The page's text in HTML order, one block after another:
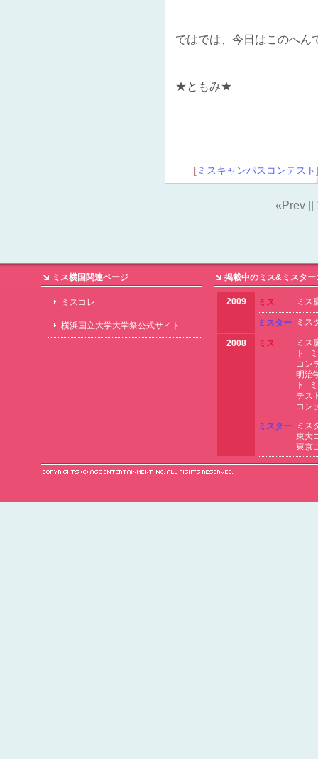
ではでは、今日はこのへん
★ともみ★
[ミスキャンパスコンテスト
«Prev ||
ミス横国関連ページ
ミスコレ
横浜国立大学大学祭公式サイト
掲載中のミス&ミスター
2009 ミス ミス
ミスター ミス
2008 ミス
ミス
ト
コン
明治
ト
テス
コン
ミスター
ミス
東大
東京